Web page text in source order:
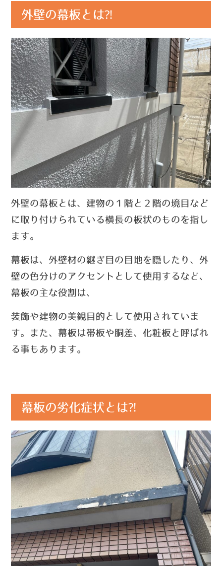
外壁の幕板とは⁈
外壁の幕板とは、建物の１階と２階の境目など
に取り付けられている横長の板状のものを指し
ます。
幕板は、外壁材の継ぎ目の目地を隠したり、外
壁の色分けのアクセントとして使用するなど、
幕板の主な役割は、
装飾や建物の美観目的として使用されていま
す。
また、幕板は帯板や胴差、化粧板と呼ばれ
る事もあります。
幕板の劣化症状とは⁈